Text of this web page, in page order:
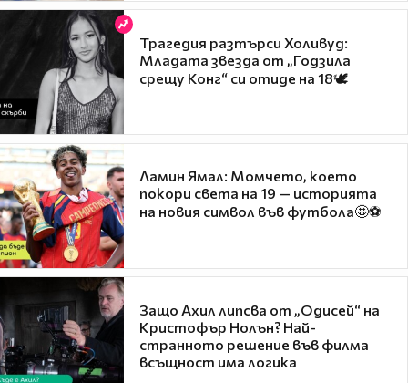
Трагедия разтърси Холивуд:
Младата звезда от „Годзила
срещу Конг“ си отиде на 18🕊️
Ламин Ямал: Момчето, което
покори света на 19 — историята
на новия символ във футбола🤩⚽
Защо Ахил липсва от „Одисей“ на
Кристофър Нолън? Най-
странното решение във филма
всъщност има логика